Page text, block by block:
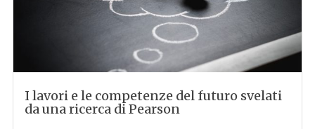
I lavori e le competenze del futuro svelati
da una ricerca di Pearson